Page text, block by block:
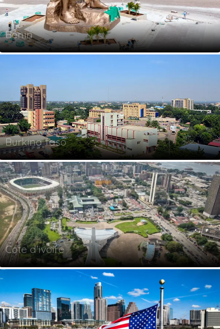
Bénin
Burkina faso
Cote d'ivoire